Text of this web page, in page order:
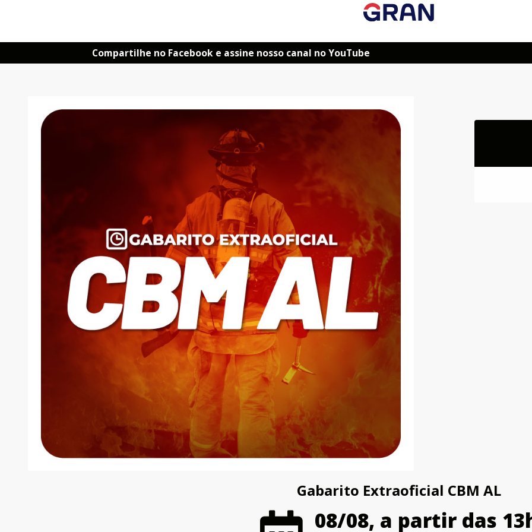
Compartilhe no Facebook e assine nosso canal no YouTube
Gabarito Extraoficial CBM AL
08/08, a partir das